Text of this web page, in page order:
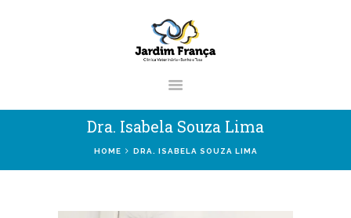
Dra. Isabela Souza Lima
HOME DRA. ISABELA SOUZA LIMA
CLÍNICA VETERINÁRIA JARDIM
FRANÇA | ZONA NORTE DE SÃO
PAULO
São Paulo